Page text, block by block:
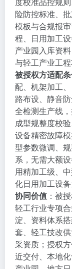
险防控标准、
模板与合规报
程、日用加工
产业园入库资
与轻工产业工程
被授权方适配
配、机架加工
路布设、静音
全检测生产线
成型规整度校
设备精密故障
型参数微调、
系，无需大额
用精加工级、
化日用加工设备
协同价值 ：被
轻工行业专项
淀、资料体系
套、轻工技改
采资质；授权
近交付、本地